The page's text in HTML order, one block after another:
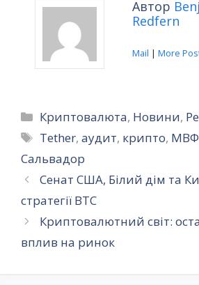
Автор
Redfern
Mail | More
Категорії
Криптовалюта, Новини,
Позначки
Tether,аудит, крипто, МВФ
Сальвадор
Сенат США, Білий дім та
стратегії BTC
Криптовалютний світ:
вплив на ринок